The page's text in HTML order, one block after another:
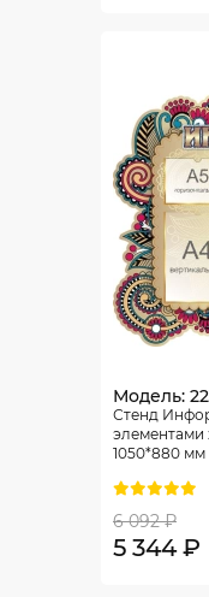
Модель:
Стенд
элементами
1050*880 мм
6 092 ₽
5 344 ₽